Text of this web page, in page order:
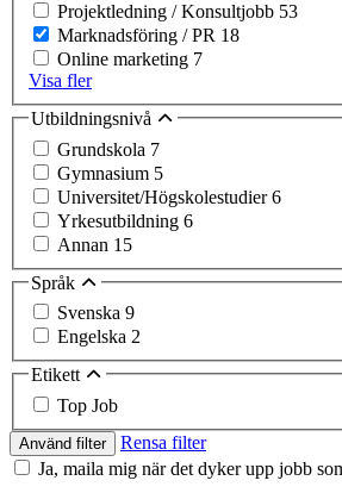
Projektledning / Konsultjobb 53
Marknadsföring / PR 18
Online marketing 7
Visa fler
Utbildningsnivå
Grundskola 7
Gymnasium 5
Universitet/Högskolestudier6
Yrkesutbildning 6
Annan 15
Språk
Svenska 9
Engelska 2
Etikett
Top Job
Använd filter
Rensa filter
Ja, maila mig när det dyker upp jobb